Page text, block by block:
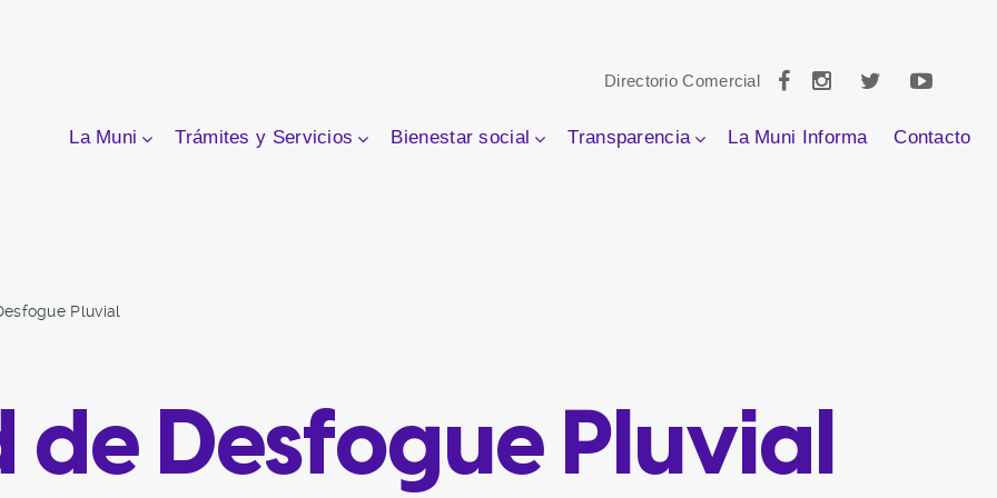
Directorio Comercial
La Muni Trámites y Servicios Bienestar social Transparencia La Muni Informa Contacto
Pluvial
de Desfogue Pluvial